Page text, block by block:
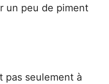
un peu de piment
pas seulement à